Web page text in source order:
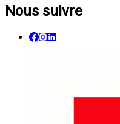
Nous suivre